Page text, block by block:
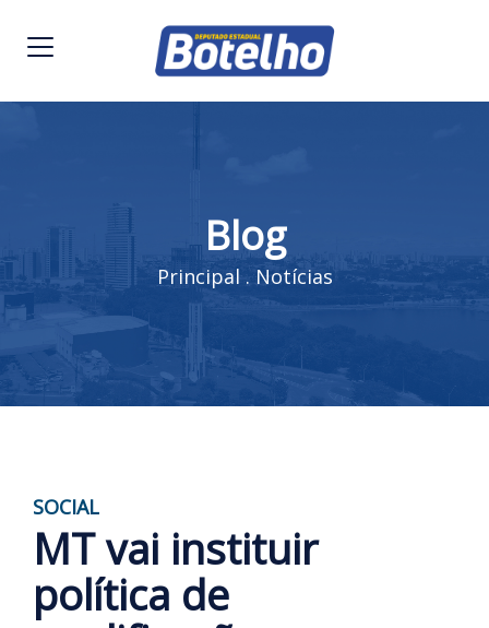
Blog
Principal. Notícias
SOCIAL
MT vai instituir
política de